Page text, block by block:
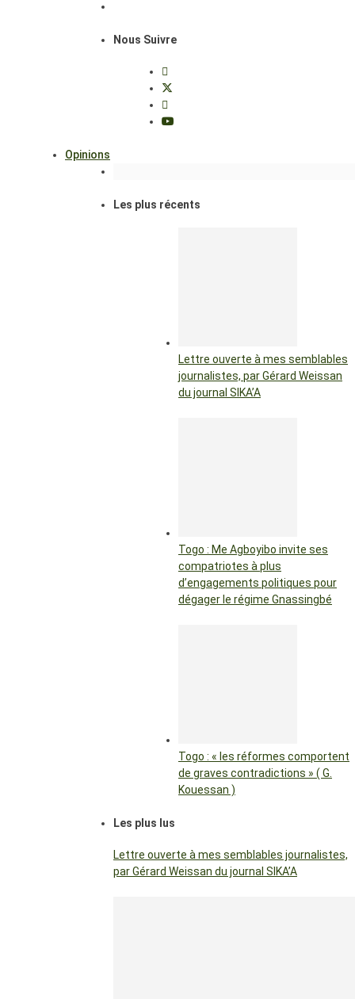
Nous Suivre
Opinions
Les plus récents
Lettre ouverte à mes semblables
journalistes, par Gérard Weissan
du journal SIKA’A
Togo : Me Agboyibo invite ses
compatriotes à plus
d’engagements politiques pour
dégager le régime Gnassingbé
Togo : « les réformes comportent
de graves contradictions » ( G.
Kouessan )
Les plus lus
Lettre ouverte à mes semblables journalistes,
par Gérard Weissan du journal SIKA’A